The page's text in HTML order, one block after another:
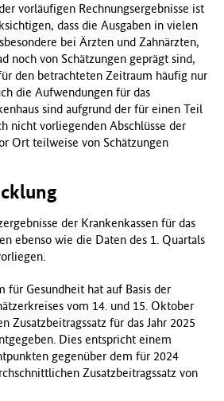
vorläufigen Rechnungsergebnisse ist
dass die Ausgaben in vielen
bei Ärzten und Zahnärzten,
noch von Schätzungen geprägt sind,
den betrachteten Zeitraum häufig nur
die Aufwendungen für das
sind aufgrund der für einen Teil
nicht vorliegenden Abschlüsse der
Ort teilweise von Schätzungen
der Krankenkassen für das
ebenso wie die Daten des 1. Quartals
für Gesundheit hat auf Basis der
vom 14. und 15. Oktober
Zusatzbeitragssatz für das Jahr 2025
Dies entspricht einem
gegenüber dem für 2024
Zusatzbeitragssatz von